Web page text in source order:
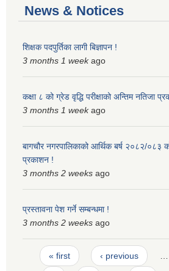
News & Notices
शिक्षक पदपुर्तिका लागी बिज्ञापन !
3 months 1 weekago
कक्षा ८ को ग्रेड वृद्धि परीक्षाको अन्तिम नतिजा
3 months 1 weekago
बागचौर नगरपालिकाको आर्थिक बर्ष २०८२/०८३
प्रकाशन !
3 months 2 weeks ago
प्रस्तावना पेश गर्ने सम्बन्धमा !
3 months 2 weeks ago
Pages
« first ‹ previous …